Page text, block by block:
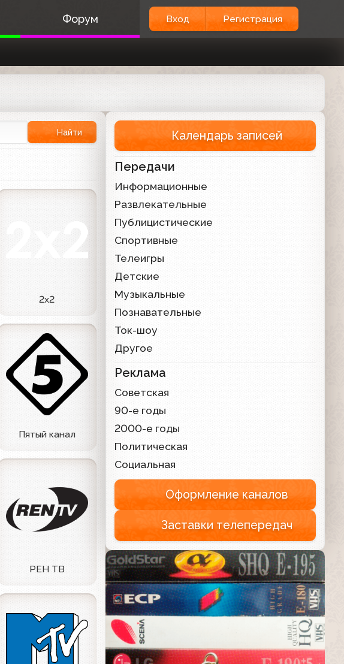
Форум Вход Регистрация
Найти
2x2
Пятый канал
РЕН ТВ
Календарь записей
Передачи
Информационные
Развлекательные
Публицистические
Спортивные
Телеигры
Детские
Музыкальные
Познавательные
Ток-шоу
Другое
Реклама
Советская
90-е годы
2000-е годы
Политическая
Социальная
Оформление каналов
Заставки телепередач